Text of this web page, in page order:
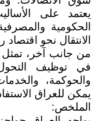
يعتمد على
الحكومية
الانتقال نحو
من جانب آخر، تمثل
في توظيف
والحوكمة،
يمكن للعراق
الملخص: